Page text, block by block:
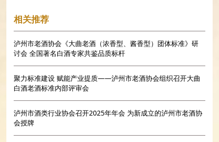
相关推荐
泸州市老酒协会《大曲老酒（浓香型、酱香型）团体标准》研
讨会 全国著名白酒专家共鉴品质标杆
聚力标准建设 赋能产业提质——泸州市老酒协会组织召开大曲
白酒老酒标准内部评审会
泸州市酒类行业协会召开2025年年会 为新成立的泸州市老酒协
会授牌